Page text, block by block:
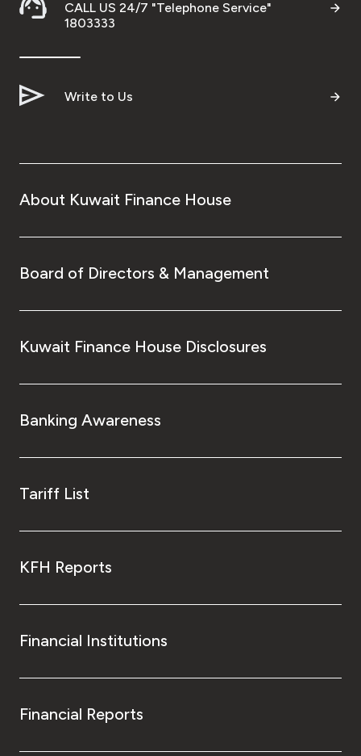
CALL US 24/7 "Telephone Service"
1803333
Write to Us
About Kuwait Finance House
Board of Directors & Management
Kuwait Finance House Disclosures
Banking Awareness
Tariff List
KFH Reports
Financial Institutions
Financial Reports